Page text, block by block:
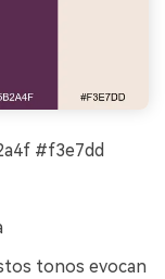
#f3e7dd
tonos evocan